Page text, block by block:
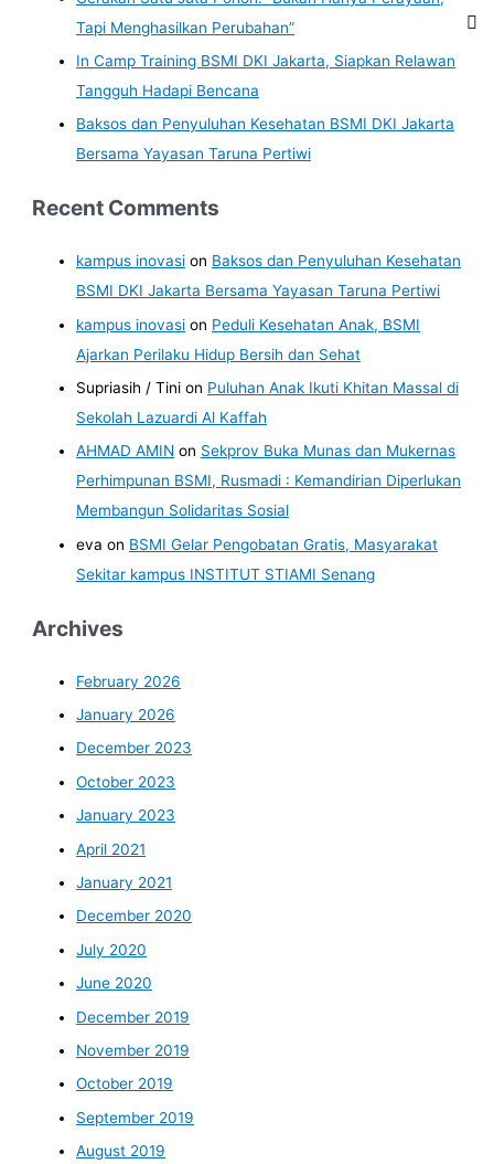
Tapi Menghasilkan Perubahan”
In Camp Training BSMI DKI Jakarta, Siapkan Relawan
Tangguh Hadapi Bencana
Baksos dan Penyuluhan Kesehatan BSMI DKI Jakarta
Bersama Yayasan Taruna Pertiwi
Recent Comments
kampus inovasi on Baksos dan Penyuluhan Kesehatan
BSMI DKI Jakarta Bersama Yayasan Taruna Pertiwi
kampus inovasi on Peduli Kesehatan Anak, BSMI
Ajarkan Perilaku Hidup Bersih dan Sehat
Supriasih / Tini on Puluhan Anak Ikuti Khitan Massal di
Sekolah Lazuardi Al Kaffah
AHMAD AMIN on Sekprov Buka Munas dan Mukernas
Perhimpunan BSMI, Rusmadi : Kemandirian Diperlukan
Membangun Solidaritas Sosial
eva on BSMI Gelar Pengobatan Gratis, Masyarakat
Sekitar kampus INSTITUT STIAMI Senang
Archives
February 2026
January 2026
December 2023
October 2023
January 2023
April 2021
January 2021
December 2020
July 2020
June 2020
December 2019
November 2019
October 2019
September 2019
August 2019